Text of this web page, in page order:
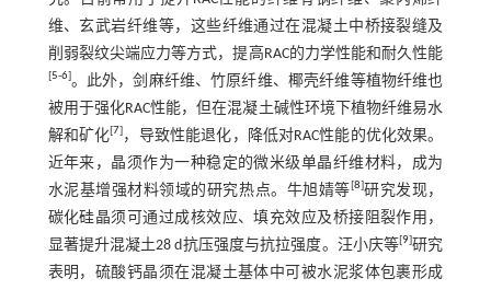
维、玄武岩纤维等，这些纤维通过在混凝土中桥接裂缝及
削弱裂纹尖端应力等方式，提高RAC的力学性能和耐久性能
[5-6]。此外，剑麻纤维、竹原纤维、椰壳纤维等植物纤维也
被用于强化RAC性能，但在混凝土碱性环境下植物纤维易水
解和矿化[7] ，导致性能退化，降低对RAC性能的优化效果。
近年来，晶须作为一种稳定的微米级单晶纤维材料，成为
水泥基增强材料领域的研究热点。牛旭婧等[8]研究发现，
碳化硅晶须可通过成核效应、填充效应及桥接阻裂作用，
显著提升混凝土28 d抗压强度与抗拉强度。汪小庆等[9]研究
表明，硫酸钙晶须在混凝土基体中可被水泥浆体包裹形成